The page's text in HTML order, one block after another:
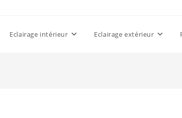
Eclairage intérieur Eclairage extérieur